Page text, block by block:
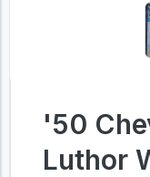
'50
Luthor